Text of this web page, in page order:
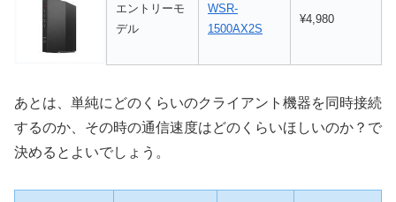
エントリーモ
デル
WSR-
1500AX2S
¥4,980
あとは、単純にどのくらいのクライアント機器を同時接続
するのか、その時の通信速度はどのくらいほしいのか？で
決めるとよいでしょう。